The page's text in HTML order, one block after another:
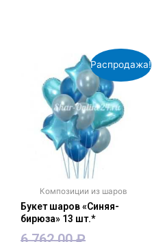
Распродажа!
Композиции из шаров
Букет шаров «Синяя-
бирюза» 13 шт.*